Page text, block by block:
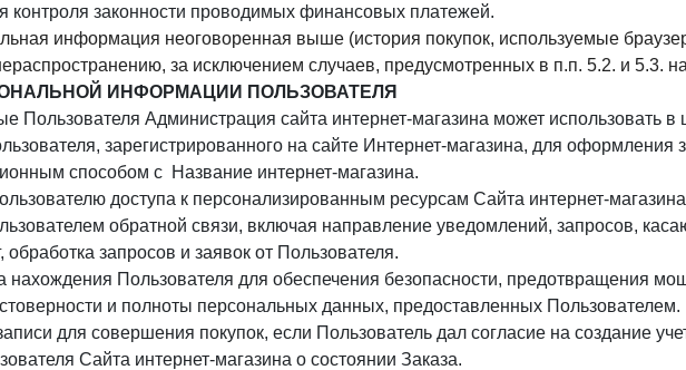
контроля законности проводимых финансовых платежей.
информация неоговоренная выше (история покупок, используемые
за исключением случаев, предусмотренных в п.п. 5.2. и 5.3.
ИНФОРМАЦИИ ПОЛЬЗОВАТЕЛЯ
Пользователя Администрация сайта интернет-магазина может использовать в
зарегистрированного на сайте Интернет-магазина, для оформления
способом с Название интернет-магазина.
доступа к персонализированным ресурсам Сайта интернет-
обратной связи, включая направление уведомлений, запросов,
обработка запросов и заявок от Пользователя.
нахождения Пользователя для обеспечения безопасности, предотвращения
и полноты персональных данных, предоставленных Пользователем.
для совершения покупок, если Пользователь дал согласие на создание
Сайта интернет-магазина о состоянии Заказа.